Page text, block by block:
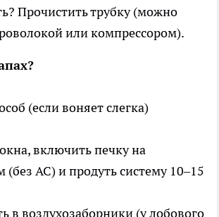
Прочистить трубку (можно
или компрессором).
(если воняет слегка)
включить печку на
AC) и продуть систему 10–15
в воздухозаборники (у лобового